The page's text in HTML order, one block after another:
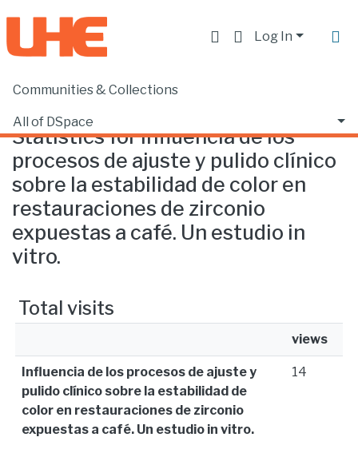
Log In
Communities & Collections
All of DSpace
Home Statistics
Statistics for Influencia de los
procesos de ajuste y pulido clínico
sobre la estabilidad de color en
restauraciones de zirconio
expuestas a café. Un estudio in
vitro.
Total visits
views
Influencia de los procesos de ajuste y
pulido clínico sobre la estabilidad de
color en restauraciones de zirconio
expuestas a café. Un estudio in vitro.
14